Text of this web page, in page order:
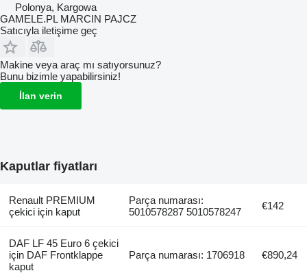
Polonya, Kargowa
GAMELE.PL MARCIN PAJCZ
Satıcıyla iletişime geç
Makine veya araç mı satıyorsunuz?
Bunu bizimle yapabilirsiniz!
İlan verin
Kaputlar fiyatları
Renault PREMIUM
çekici için kaput
Parça numarası:
5010578287 5010578247
€142
DAF LF 45 Euro 6 çekici
için DAF Frontklappe
kaput
Parça numarası: 1706918 €890,24